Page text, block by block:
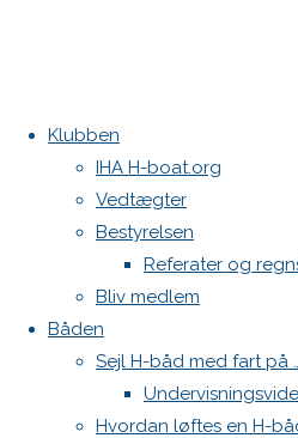
Klubben
IHA H-boat.org
Vedtægter
Bestyrelsen
Referater og
Bliv medlem
Båden
Sejl H-båd med fart på
Hvordan løftes en H-
Home
Begivenheder3 begivenheder found.